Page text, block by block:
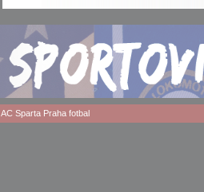
AC Sparta Prahafotbal